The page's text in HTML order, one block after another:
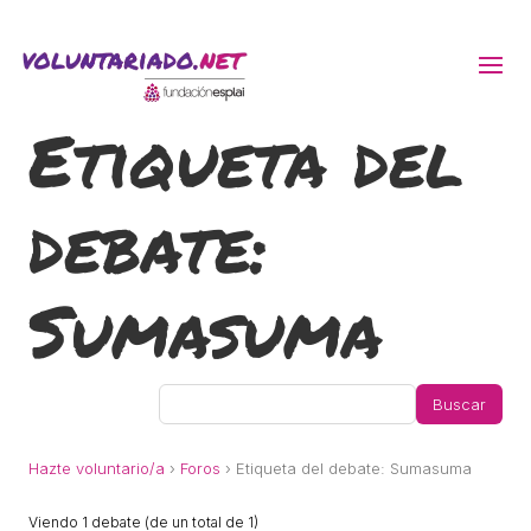
Etiqueta del
debate:
Sumasuma
Hazte voluntario/a › Foros › Etiqueta del debate: Sumasuma
Viendo 1 debate (de un total de 1)
FORMACIÓ
CASES DE COLÒNIES